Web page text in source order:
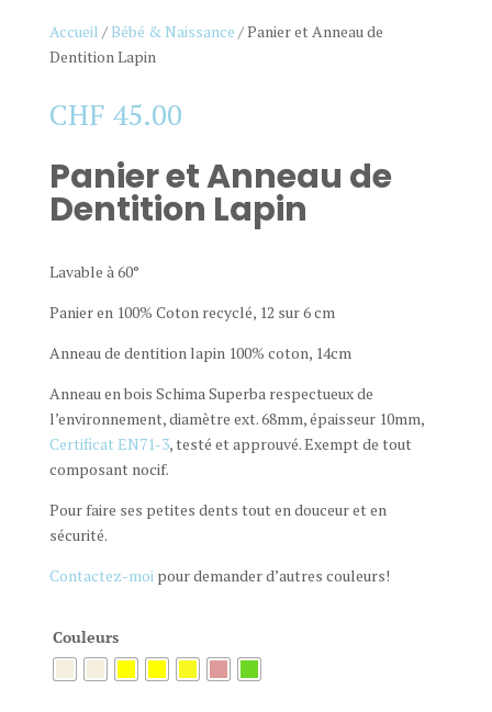
Accueil / Bébé & Naissance / Panier et Anneau de
Dentition Lapin
CHF 45.00
Panier et Anneau de
Dentition Lapin
Lavable à 60°
Panier en 100% Coton recyclé, 12 sur 6 cm
Anneau de dentition lapin 100% coton, 14cm
Anneau en bois Schima Superba respectueux de
l’environnement, diamètre ext. 68mm, épaisseur 10mm,
Certificat EN71-3, testé et approuvé. Exempt de tout
composant nocif.
Pour faire ses petites dents tout en douceur et en
sécurité.
Contactez-moipour demander d’autres couleurs!
Couleurs